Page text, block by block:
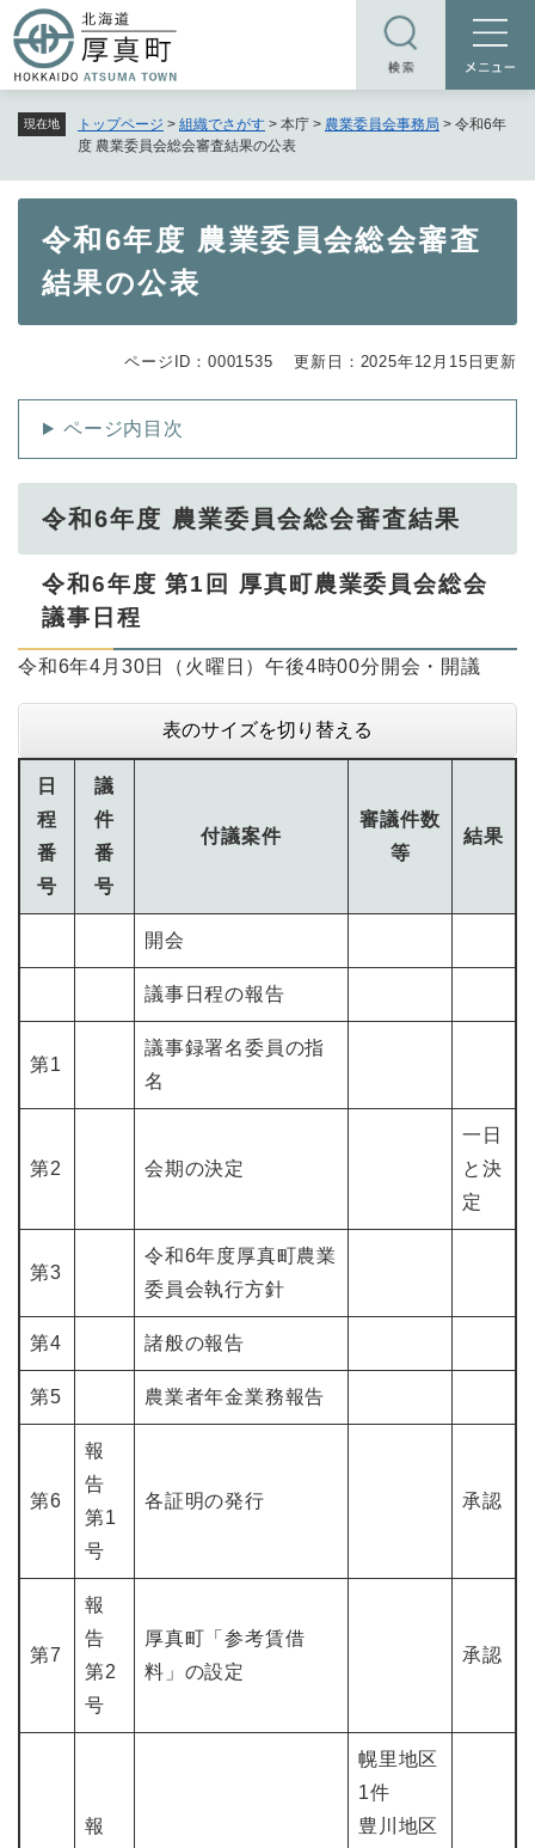
ー
ジ
で
現在地 トップページ > 組織でさがす > 本庁 > 農業委員会事務局 > 令和6年
度 農業委員会総会審査結果の公表
令和6年度 農業委員会総会審査
結果の公表
ページID：0001535 更新日：2025年12月15日更新
ページ内目次
令和6年度 農業委員会総会審査結果
令和6年度 第1回 厚真町農業委員会総会
議事日程
令和6年4月30日（火曜日）午後4時00分開会・開議
表のサイズを切り替える
日
程
番
号
議
件
番
号
付議案件
審議件数
等
結果
開会
議事日程の報告
第1
議事録署名委員の指
名
第2 会期の決定
一日
と決
定
第3
令和6年度厚真町農業
委員会執行方針
第4 諸般の報告
第5 農業者年金業務報告
第6
報
告
第1
号
各証明の発行 承認
第7
報
告
第2
号
厚真町「参考賃借
料」の設定
承認
報
幌里地区
1件
豊川地区